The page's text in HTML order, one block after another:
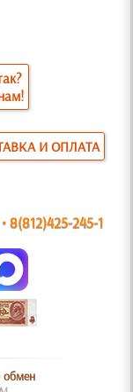
И ОПЛАТА
8(812)425-245-1
обмен